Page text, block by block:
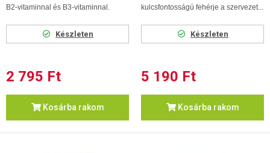
B2-vitaminnal és B3-vitaminnal.
Készleten
2 795 Ft
Kosárba rakom
kulcsfontosságú fehérje a szervezet...
Készleten
5 190 Ft
Kosárba rakom